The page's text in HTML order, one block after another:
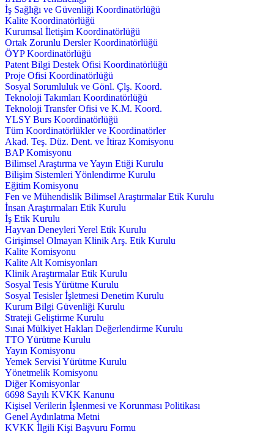
İş Sağlığı ve Güvenliği Koordinatörlüğü
Kalite Koordinatörlüğü
Kurumsal İletişim Koordinatörlüğü
Ortak Zorunlu Dersler Koordinatörlüğü
ÖYP Koordinatörlüğü
Patent Bilgi Destek Ofisi Koordinatörlüğü
Proje Ofisi Koordinatörlüğü
Sosyal Sorumluluk ve Gönl. Çlş. Koord.
Teknoloji Takımları Koordinatörlüğü
Teknoloji Transfer Ofisi ve K.M. Koord.
YLSY Burs Koordinatörlüğü
Tüm Koordinatörlükler ve Koordinatörler
Akad. Teş. Düz. Dent. ve İtiraz Komisyonu
BAP Komisyonu
Bilimsel Araştırma ve Yayın Etiği Kurulu
Bilişim Sistemleri Yönlendirme Kurulu
Eğitim Komisyonu
Fen ve Mühendislik Bilimsel Araştırmalar Etik Kurulu
İnsan Araştırmaları Etik Kurulu
İş Etik Kurulu
Hayvan Deneyleri Yerel Etik Kurulu
Girişimsel Olmayan Klinik Arş. Etik Kurulu
Kalite Komisyonu
Kalite Alt Komisyonları
Klinik Araştırmalar Etik Kurulu
Sosyal Tesis Yürütme Kurulu
Sosyal Tesisler İşletmesi Denetim Kurulu
Kurum Bilgi Güvenliği Kurulu
Strateji Geliştirme Kurulu
Sınai Mülkiyet Hakları Değerlendirme Kurulu
TTO Yürütme Kurulu
Yayın Komisyonu
Yemek Servisi Yürütme Kurulu
Yönetmelik Komisyonu
Diğer Komisyonlar
6698 Sayılı KVKK Kanunu
Kişisel Verilerin İşlenmesi ve Korunması Politikası
Genel Aydınlatma Metni
KVKK İlgili Kişi Başvuru Formu